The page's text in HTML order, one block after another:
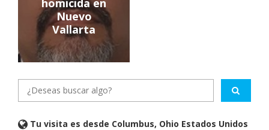
Nuevo
Vallarta
Tu visita es desde Columbus, Ohio Estados Unidos